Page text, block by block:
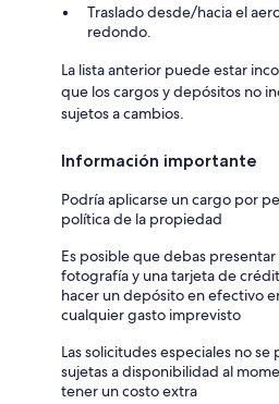
Traslado desde/hacia el
redondo.
La lista anterior puede estar
que los cargos y depósitos no
sujetos a cambios.
Información importante
Podría aplicarse un cargo por
política de la propiedad
Es posible que debas
fotografía y una tarjeta de
hacer un depósito en efectivo
cualquier gasto imprevisto
Las solicitudes especiales no
sujetas a disponibilidad al
tener un costo extra